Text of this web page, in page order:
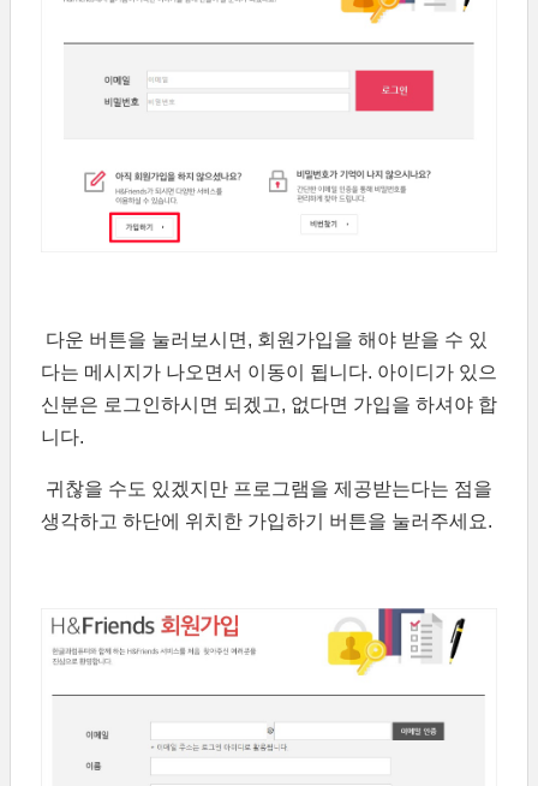
다운 버튼을 눌러보시면, 회원가입을 해야 받을 수 있
다는 메시지가 나오면서 이동이 됩니다. 아이디가 있으
신분은 로그인하시면 되겠고, 없다면 가입을 하셔야 합
니다.
귀찮을 수도 있겠지만 프로그램을 제공받는다는 점을
생각하고 하단에 위치한 가입하기 버튼을 눌러주세요.